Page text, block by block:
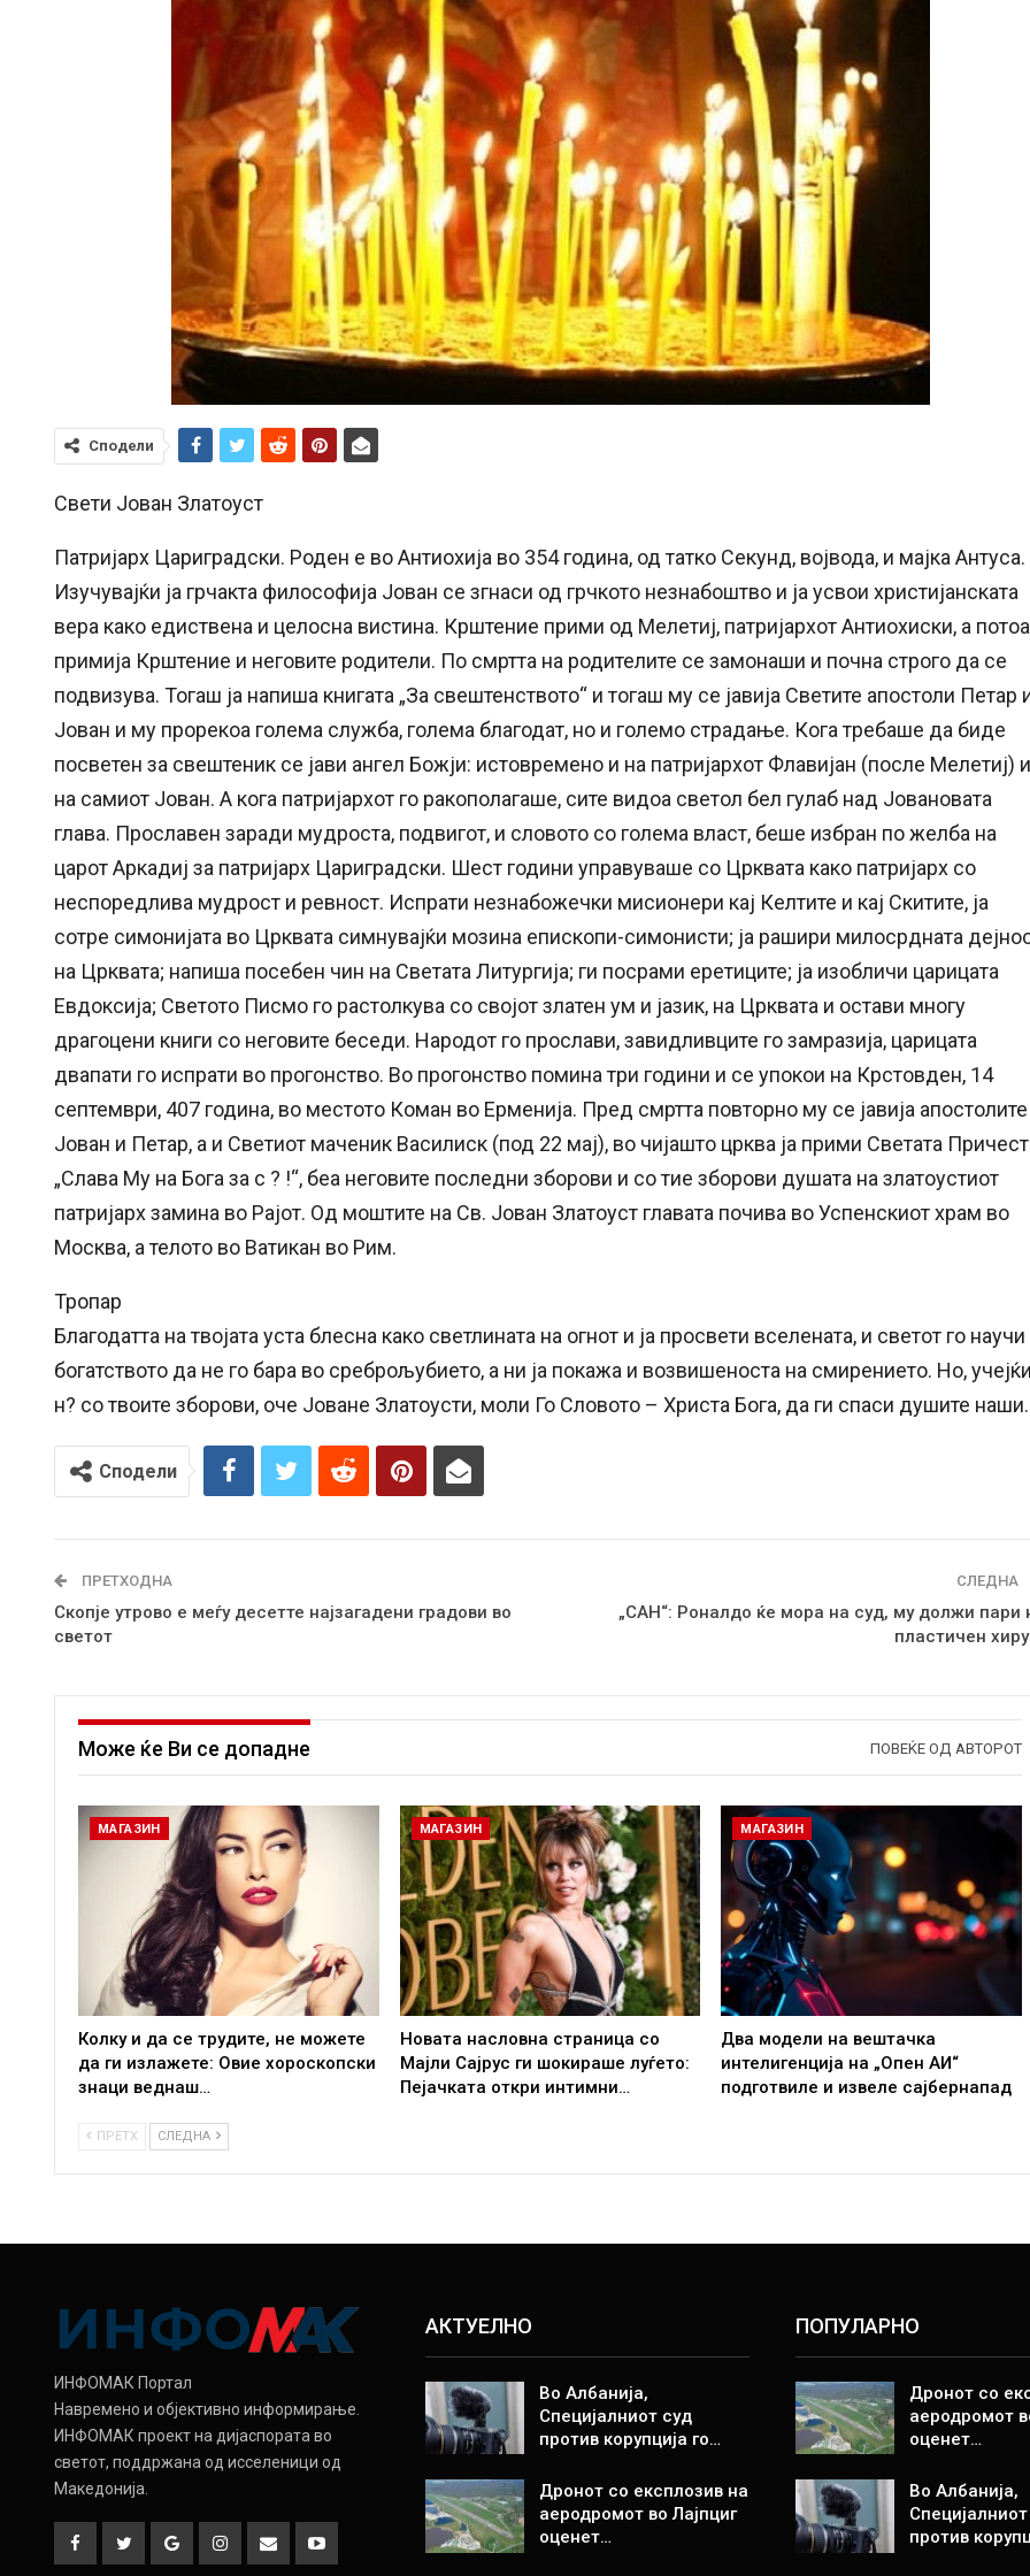
Сподели
Свети Јован Златоуст
Патријарх Цариградски. Роден е во Антиохија во 354 година, од татко Секунд, војвода, и мајка Антуса.
Изучувајќи ја грчакта философија Јован се згнаси од грчкото незнабоштво и ја усвои христијанската
вера како едиствена и целосна вистина. Крштение прими од Мелетиј, патријархот Антиохиски, а потоа
примија Крштение и неговите родители. По смртта на родителите се замонаши и почна строго да се
подвизува. Тогаш ја напиша книгата „За свештенството“ и тогаш му се јавија Светите апостоли Петар
Јован и му прорекоа голема служба, голема благодат, но и големо страдање. Кога требаше да биде
посветен за свештеник се јави ангел Божји: истовремено и на патријархот Флавијан (после Мелетиј) и
на самиот Јован. А кога патријархот го ракополагаше, сите видоа светол бел гулаб над Јовановата
глава. Прославен заради мудроста, подвигот, и словото со голема власт, беше избран по желба на
царот Аркадиј за патријарх Цариградски. Шест години управуваше со Црквата како патријарх со
неспоредлива мудрост и ревност. Испрати незнабожечки мисионери кај Келтите и кај Скитите, ја
сотре симонијата во Црквата симнувајќи мозина епископи-симонисти; ја рашири милосрдната
на Црквата; напиша посебен чин на Светата Литургија; ги посрами еретиците; ја изобличи царицата
Евдоксија; Светото Писмо го растолкува со својот златен ум и јазик, на Црквата и остави многу
драгоцени книги со неговите беседи. Народот го прослави, завидливците го замразија, царицата
двапати го испрати во прогонство. Во прогонство помина три години и се упокои на Крстовден, 14
септември, 407 година, во местото Коман во Ерменија. Пред смртта повторно му се јавија апостолите
Јован и Петар, а и Светиот маченик Василиск (под 22 мај), во чијашто црква ја прими Светата
„Слава Му на Бога за с ? !“, беа неговите последни зборови и со тие зборови душата на златоустиот
патријарх замина во Рајот. Од моштите на Св. Јован Златоуст главата почива во Успенскиот храм во
Москва, а телото во Ватикан во Рим.
Тропар
Благодатта на твојата уста блесна како светлината на огнот и ја просвети вселената, и светот го научи
богатството да не го бара во среброљубието, а ни ја покажа и возвишеноста на смирението. Но, учејќи
н? со твоите зборови, оче Јоване Златоусти, моли Го Словото – Христа Бога, да ги спаси душите наши.
Сподели
ПРЕТХОДНА
Скопје утрово е меѓу десетте најзагадени градови во
светот
СЛЕДНА
„САН“: Роналдо ќе мора на суд, му должи пари
пластичен
Може ќе Ви се допадне ПОВЕЌЕ ОД АВТОРОТ
МАГАЗИН
Колку и да се трудите, не можете
да ги излажете: Овие хороскопски
знаци веднаш…
МАГАЗИН
Новата насловна страница со
Мајли Сајрус ги шокираше луѓето:
Пејачката откри интимни…
МАГАЗИН
Два модели на вештачка
интелигенција на „Опен АИ“
подготвиле и извеле сајбернапад
ПРЕТХ СЛЕДНА
ИНФОМАК Портал
Навремено и објективно информирање.
ИНФОМАК проект на дијаспората во
светот, поддржана од исселеници од
Македонија.
АКТУЕЛНО
Во Албанија,
Специјалниот суд
против корупција го…
Дронот со експлозив на
аеродромот во Лајпциг
оценет…
ПОПУЛАРНО
Дронот со
аеродромот
оценет…
Во Албанија,
против